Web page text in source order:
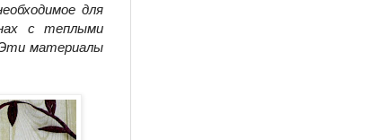
для
с теплыми
материалы